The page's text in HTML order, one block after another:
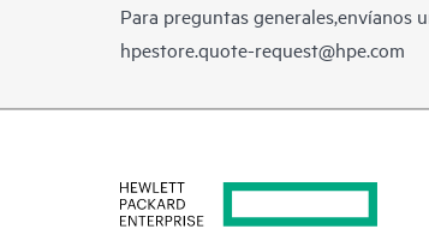
Para preguntas generales,envíanos
hpestore.quote-request@hpe.com